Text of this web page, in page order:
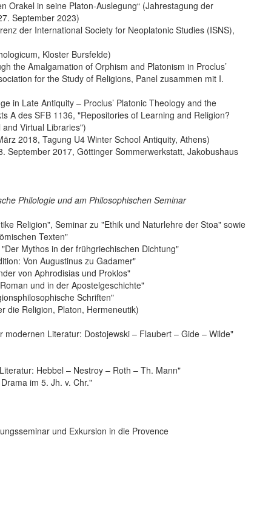
Orakel in seine Platon-Auslegung“ (Jahrestagung der
September 2023)
der International Society for Neoplatonic Studies (ISNS),
Kloster Bursfelde)
the Amalgamation of Orphism and Platonism in Proclus’
for the Study of Religions, Panel zusammen mit I.
in Late Antiquity – Proclus’ Platonic Theology and the
A des SFB 1136, "Repositories of Learning and Religion?
Virtual Libraries")
2018, Tagung U4 Winter School Antiquity, Athens)
September 2017, Göttinger Sommerwerkstatt, Jakobushaus
Philologie und am Philosophischen Seminar
Religion", Seminar zu "Ethik und Naturlehre der Stoa" sowie
Texten"
Mythos in der frühgriechischen Dichtung"
Von Augustinus zu Gadamer"
von Aphrodisias und Proklos"
und in der Apostelgeschichte"
Schriften"
die Religion, Platon, Hermeneutik)
Literatur: Dostojewski – Flaubert – Gide – Wilde"
Hebbel – Nestroy – Roth – Th. Mann"
im 5. Jh. v. Chr."
und Exkursion in die Provence